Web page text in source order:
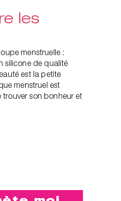
les
menstruelle :
silicone de qualité
est la petite
menstruel est
son bonheur et